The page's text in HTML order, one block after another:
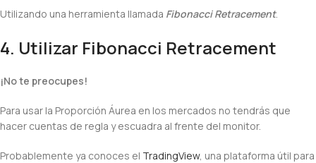
Utilizando una herramienta llamada Fibonacci Retracement.
4. Utilizar Fibonacci Retracement
¡No te preocupes!
Para usar la Proporción Áurea en los mercados no tendrás que
hacer cuentas de regla y escuadra al frente del monitor.
Probablemente ya conoces el TradingView, una plataforma útil para